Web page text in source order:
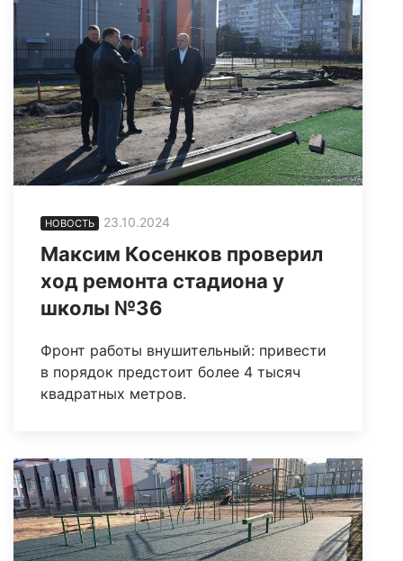
НОВОСТЬ 23.10.2024
Максим Косенков проверил
ход ремонта стадиона у
школы №36
Фронт работы внушительный: привести
в порядок предстоит более 4 тысяч
квадратных метров.